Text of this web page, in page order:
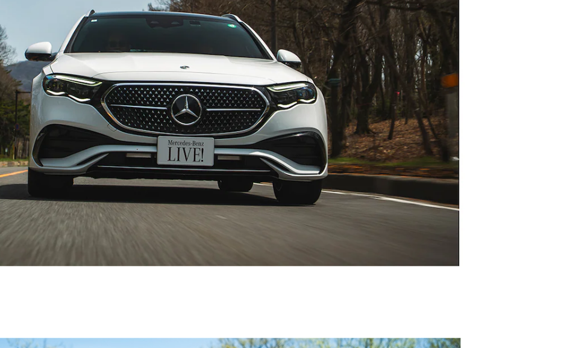
All Sedan
CLA
Sedan
CLA
Sedan
New
C-Class
Sedan
EQS
Sedan
電気
E-Class
Sedan
S-Class
Sedan
New
S-Class
Sedan
New
Mercedes-
Maybach
S-Class
New
試乗リクエ